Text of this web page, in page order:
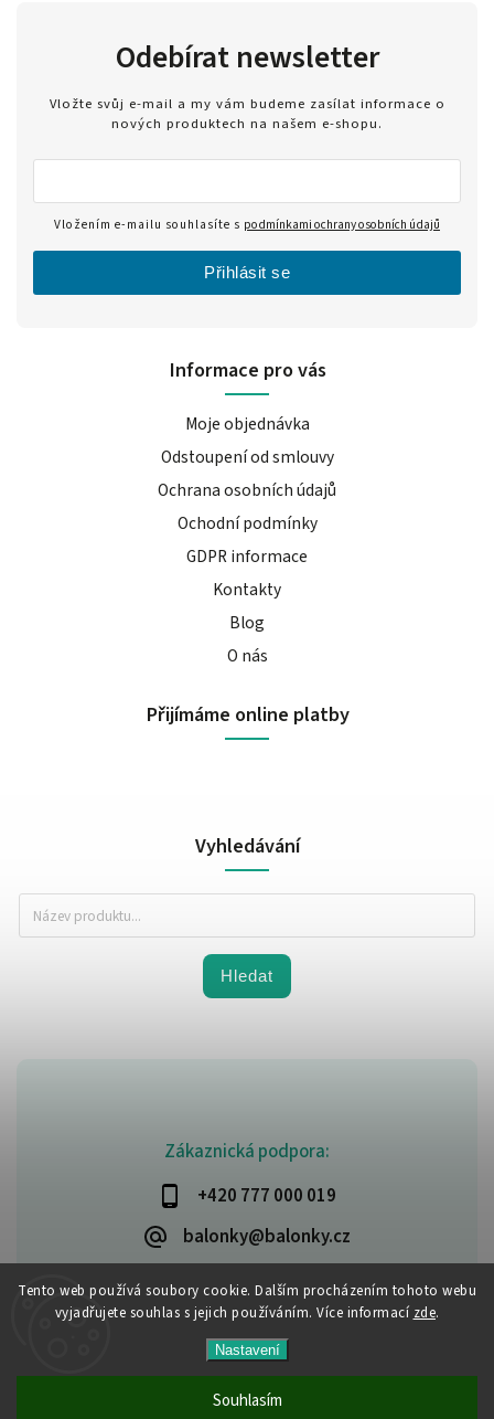
Tento web používá soubory cookie. Dalším procházením tohoto webu
vyjadřujete souhlas s jejich používáním. Více informací zde.
Nastavení
Souhlasím
Zákaznická podpora:
+420 777 000 019
balonky@balonky.cz
Informace pro vás
Moje objednávka
Odstoupení od smlouvy
Ochrana osobních údajů
Ochodní podmínky
GDPR informace
Kontakty
Blog
O nás
Přijímáme online platby
Vyhledávání
Hledat
Odebírat newsletter
Vložte svůj e-mail a my vám budeme zasílat informace o
nových produktech na našem e-shopu.
Vložením e-mailu souhlasíte s podmínkami ochrany osobních údajů
Přihlásit se
Party-narozeniny. Všechna práva vyhrazena.
Upravit nastavení cookies
VytvořilShoptet | Design